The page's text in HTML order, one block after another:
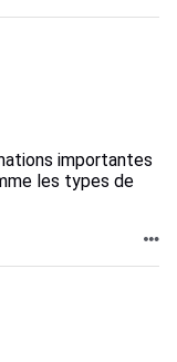
importantes
les types de